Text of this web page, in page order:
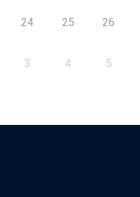
24 25 26
3 4 5